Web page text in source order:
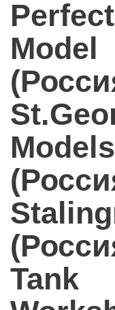
Perfect
Model
Models
Tank